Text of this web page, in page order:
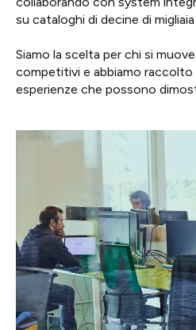
su cataloghi di decine di
Siamo la scelta per chi si
competitivi e abbiamo
esperienze che possono